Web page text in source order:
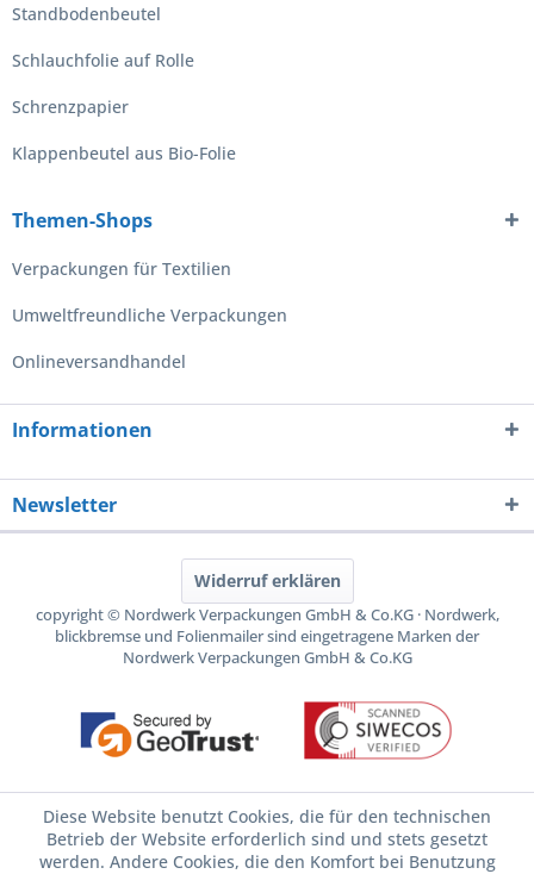
Standbodenbeutel
Schlauchfolie auf Rolle
Schrenzpapier
Klappenbeutel aus Bio-Folie
Themen-Shops
Verpackungen für Textilien
Umweltfreundliche Verpackungen
Onlineversandhandel
Informationen
Newsletter
Widerruf erklären
copyright © Nordwerk Verpackungen GmbH & Co.KG · Nordwerk,
blickbremse und Folienmailer sind eingetragene Marken der
Nordwerk Verpackungen GmbH & Co.KG
Diese Website benutzt Cookies, die für den technischen
Betrieb der Website erforderlich sind und stets gesetzt
werden. Andere Cookies, die den Komfort bei Benutzung